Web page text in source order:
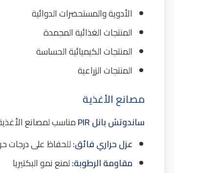
الأدوية والمستحضرات الدوائية
المنتجات الغذائية المجمدة
المنتجات الكيميائية الحساسة
المنتجات الزراعية
مصانع الأغذية
ساندوتش بانل PIR
مناسب لمصانع
عزل حراري فائق:للحفاظ على درجات
مقاومة الرطوبة:لمنع نمو البكتيريا